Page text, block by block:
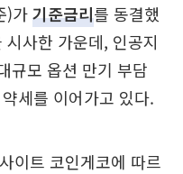
)가기준금리를 동결했
사한 가운데, 인공지
규모 옵션 만기 부담
세를 이어가고 있다.
이트 코인게코에 따르